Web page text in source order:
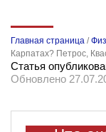
Главная страница /
Карпатах? Петрос,
Статья
Обновлено